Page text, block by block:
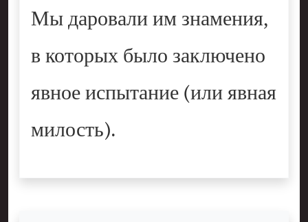
Мы даровали им знамения,
в которых было заключено
явное испытание (или явная
милость).